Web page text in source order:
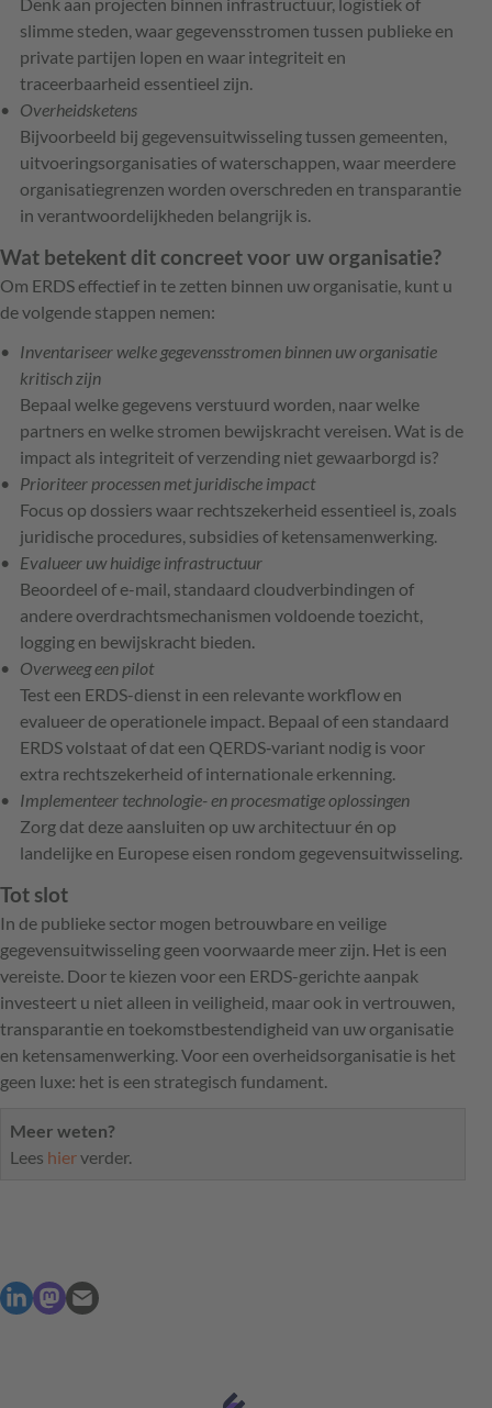
slimme steden, waar gegevensstromen tussen publieke en
private partijen lopen en waar integriteit en
traceerbaarheid essentieel zijn.
Overheidsketens
Bijvoorbeeld bij gegevensuitwisseling tussen gemeenten,
uitvoeringsorganisaties of waterschappen, waar meerdere
organisatiegrenzen worden overschreden en transparantie
in verantwoordelijkheden belangrijk is.
Wat betekent dit concreet voor uw organisatie?
Om ERDS effectief in te zetten binnen uw organisatie, kunt u
de volgende stappen nemen:
Inventariseer welke gegevensstromen binnen uw organisatie
kritisch zijn
Bepaal welke gegevens verstuurd worden, naar welke
partners en welke stromen bewijskracht vereisen. Wat is de
impact als integriteit of verzending niet gewaarborgd is?
Prioriteer processen met juridische impact
Focus op dossiers waar rechtszekerheid essentieel is, zoals
juridische procedures, subsidies of ketensamenwerking.
Evalueer uw huidige infrastructuur
Beoordeel of e-mail, standaard cloudverbindingen of
andere overdrachtsmechanismen voldoende toezicht,
logging en bewijskracht bieden.
Overweeg een pilot
Test een ERDS-dienst in een relevante workflow en
evalueer de operationele impact. Bepaal of een standaard
ERDS volstaat of dat een QERDS‑variant nodig is voor
extra rechtszekerheid of internationale erkenning.
Implementeer technologie- en procesmatige oplossingen
Zorg dat deze aansluiten op uw architectuur én op
landelijke en Europese eisen rondom gegevensuitwisseling.
Tot slot
In de publieke sector mogen betrouwbare en veilige
gegevensuitwisseling geen voorwaarde meer zijn. Het is een
vereiste. Door te kiezen voor een ERDS-gerichte aanpak
investeert u niet alleen in veiligheid, maar ook in vertrouwen,
transparantie en toekomstbestendigheid van uw organisatie
en ketensamenwerking. Voor een overheidsorganisatie is het
geen luxe: het is een strategisch fundament.
Meer weten?
Lees hierverder.